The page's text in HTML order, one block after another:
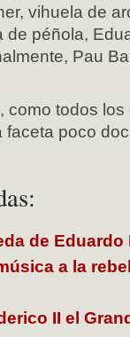
vihuela de
de péñola,
Pau
como todos
poco
de Eduardo
a la
II el